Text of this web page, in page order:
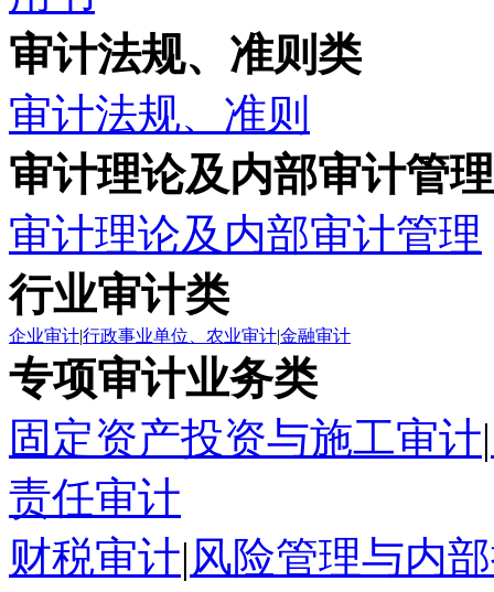
审计法规、准则类
审计法规、准则
审计理论及内部审计管
审计理论及内部审计管理
行业审计类
企业审计|行政事业单位、农业审计|金融审计
专项审计业务类
固定资产投资与施工审计|
责任审计
财税审计|风险管理与内